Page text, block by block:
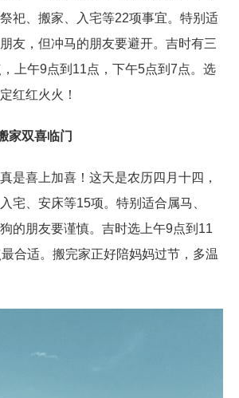
祀、搬家、入宅等22项事宜。特别适
友，但冲马的朋友要避开。吉时有三
上午9点到11点，下午5点到7点。选
红红火火！
家双喜临门
是喜上加喜！这天是农历四月十四，
宅、安床等15项。特别适合属马、
的朋友要谨慎。吉时选上午9点到11
合适。搬完家正好陪妈妈过节，多温